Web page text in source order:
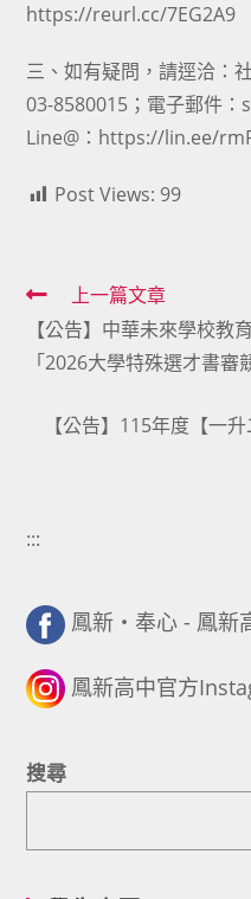
https://reurl.cc/7EG2A9
三、如有疑問，請逕洽：
03-8580015；電子郵件
Line@：https://lin.ee/
Post Views: 99
Read
more
articles
上一篇文章
【公告】中華未來學校教
「2026大學特殊選才書審
【公告】115年度【一
:::
鳳新・奉心 - 鳳新
鳳新高中官方
搜尋